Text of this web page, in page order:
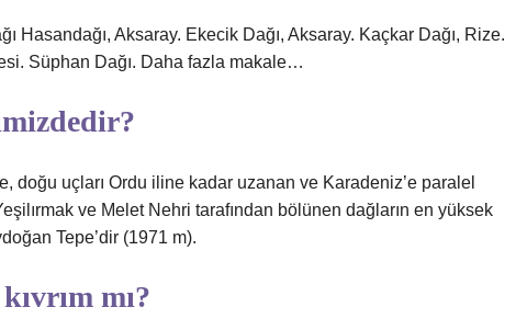
Hasandağı, Aksaray. Ekecik Dağı, Aksaray. Kaçkar Dağı, Rize.
Süphan Dağı. Daha fazla makale…
doğu uçları Ordu iline kadar uzanan ve Karadeniz’e paralel
ve Melet Nehri tarafından bölünen dağların en yüksek
Tepe’dir (1971 m).
mı?